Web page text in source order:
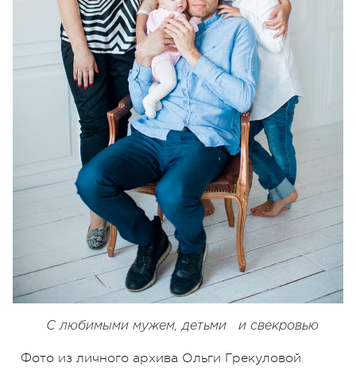
С любимыми мужем, детьми и свекровью
Фото из личного архива Ольги Грекуловой